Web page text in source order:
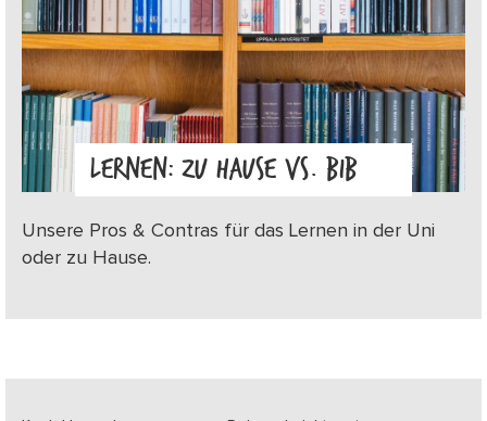
LERNEN: ZU HAUSE VS. BIB
Unsere Pros & Contras für das Lernen in der Uni
oder zu Hause.